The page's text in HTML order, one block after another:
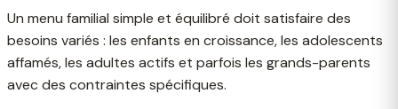
Un menu familial simple et équilibré doit satisfaire des
besoins variés : les enfants en croissance, les adolescents
affamés, les adultes actifs et parfois les grands-parents
avec des contraintes spécifiques.